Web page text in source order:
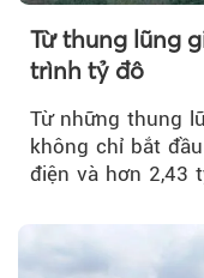
Từ thung lũng
trình tỷ đô
Từ những thung
không chỉ bắt
điện và hơn 2,43